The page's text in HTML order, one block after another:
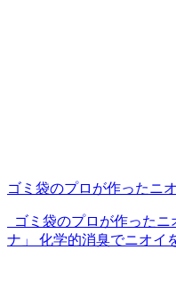
ゴミ袋のプロが作ったニ
ゴミ袋のプロが作ったニ
ナ」 化学的消臭でニオイ